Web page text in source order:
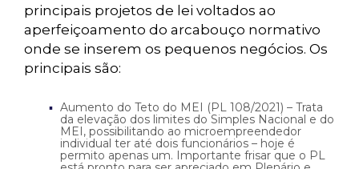
principais projetos de lei voltados ao
aperfeiçoamento do arcabouço normativo
onde se inserem os pequenos negócios. Os
principais são:
Aumento do Teto do MEI (PL 108/2021) – Trata
da elevação dos limites do Simples Nacional e do
MEI, possibilitando ao microempreendedor
individual ter até dois funcionários – hoje é
permito apenas um. Importante frisar que o PL